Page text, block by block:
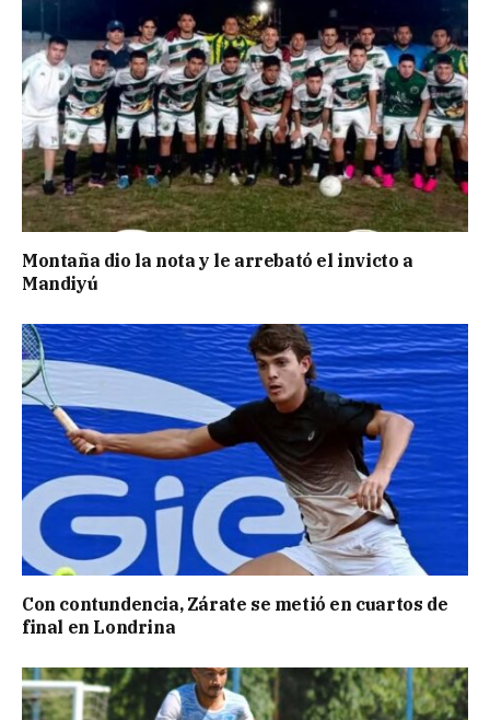
Montaña dio la nota y le arrebató el invicto a
Mandiyú
Con contundencia, Zárate se metió en cuartos de
final en Londrina